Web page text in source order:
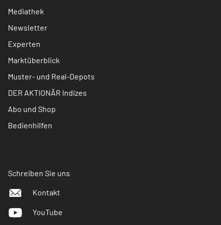
Mediathek
Newsletter
Experten
Marktüberblick
Muster- und Real-Depots
DER AKTIONÄR Indizes
Abo und Shop
Bedienhilfen
Schreiben Sie uns
Kontakt
YouTube